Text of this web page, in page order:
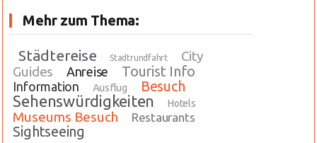
Mehr zum Thema:
Städtereise Stadtrundfahrt
City
Guides
Anreise Tourist Info
Information Ausflug Besuch
Sehenswürdigkeiten Hotels
Museums Besuch Restaurants
Sightseeing